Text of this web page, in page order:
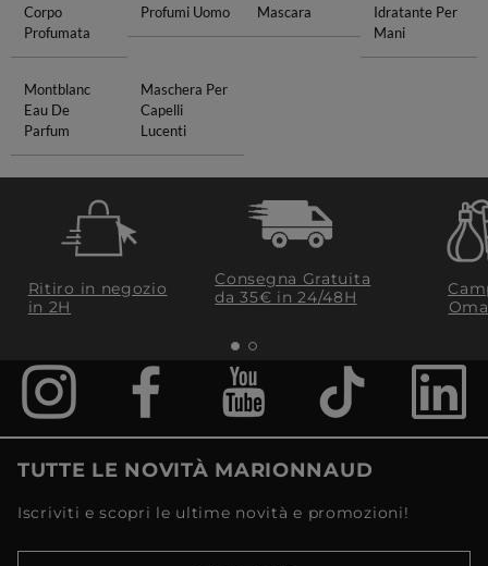
Corpo
Profumata
Profumi Uomo
Mascara
Idratante Per
Mani
Montblanc
Eau De
Parfum
Maschera Per
Capelli
Lucenti
Ritiro in negozio
in 2H
Consegna Gratuita
da 35€​ in 24/48H
TUTTE LE NOVITÀ MARIONNAUD
Iscriviti e scopri le ultime novità e promozioni!